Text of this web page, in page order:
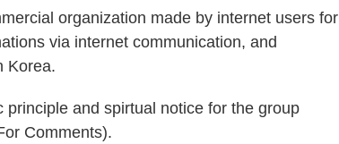
organization made by internet users for
via internet communication, and
Korea.
and spirtual notice for the group
Comments).